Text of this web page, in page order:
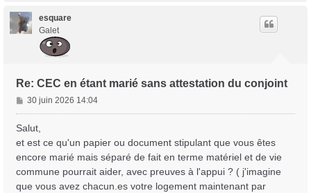
esquare
Galet
Re: CEC en étant marié sans attestation du conjoint
M
e
s
g
e
30 juin 2026 14:04
Salut,
et est ce qu'un papier ou document stipulant que vous êtes
encore marié mais séparé de fait en terme matériel et de vie
commune pourrait aider, avec preuves à l'appui ? ( j'imagine
que vous avez chacun.es votre logement maintenant par